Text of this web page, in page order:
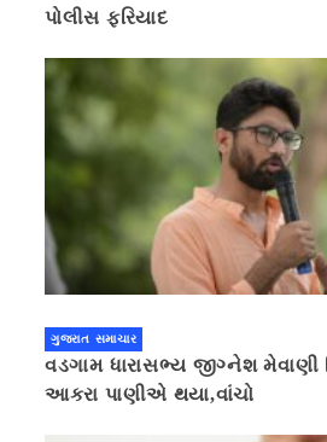
પોલીસ ફરિયાદ
ગુજરાત સમાચાર
વડગામ ધારાસભ્ય જીગ્નેશ મેવાણી
આકરા પાણીએ થયા,વાંચો